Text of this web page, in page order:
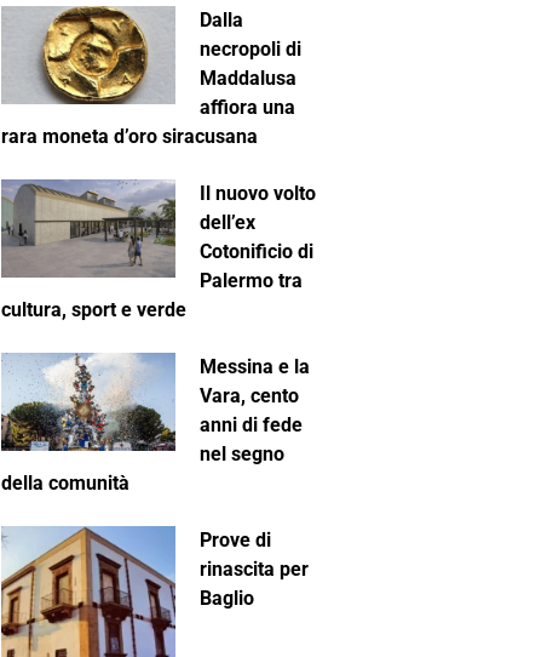
Dalla
necropoli di
Maddalusa
affiora una
rara moneta d’oro siracusana
Il nuovo volto
dell’ex
Cotonificio di
Palermo tra
cultura, sport e verde
Messina e la
Vara, cento
anni di fede
nel segno
della comunità
Prove di
rinascita per
Baglio